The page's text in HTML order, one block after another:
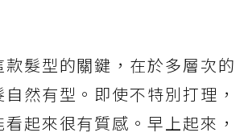
髮型的關鍵，在於多層次的
然有型。即使不特別打理，
起來很有質感。早上起來，